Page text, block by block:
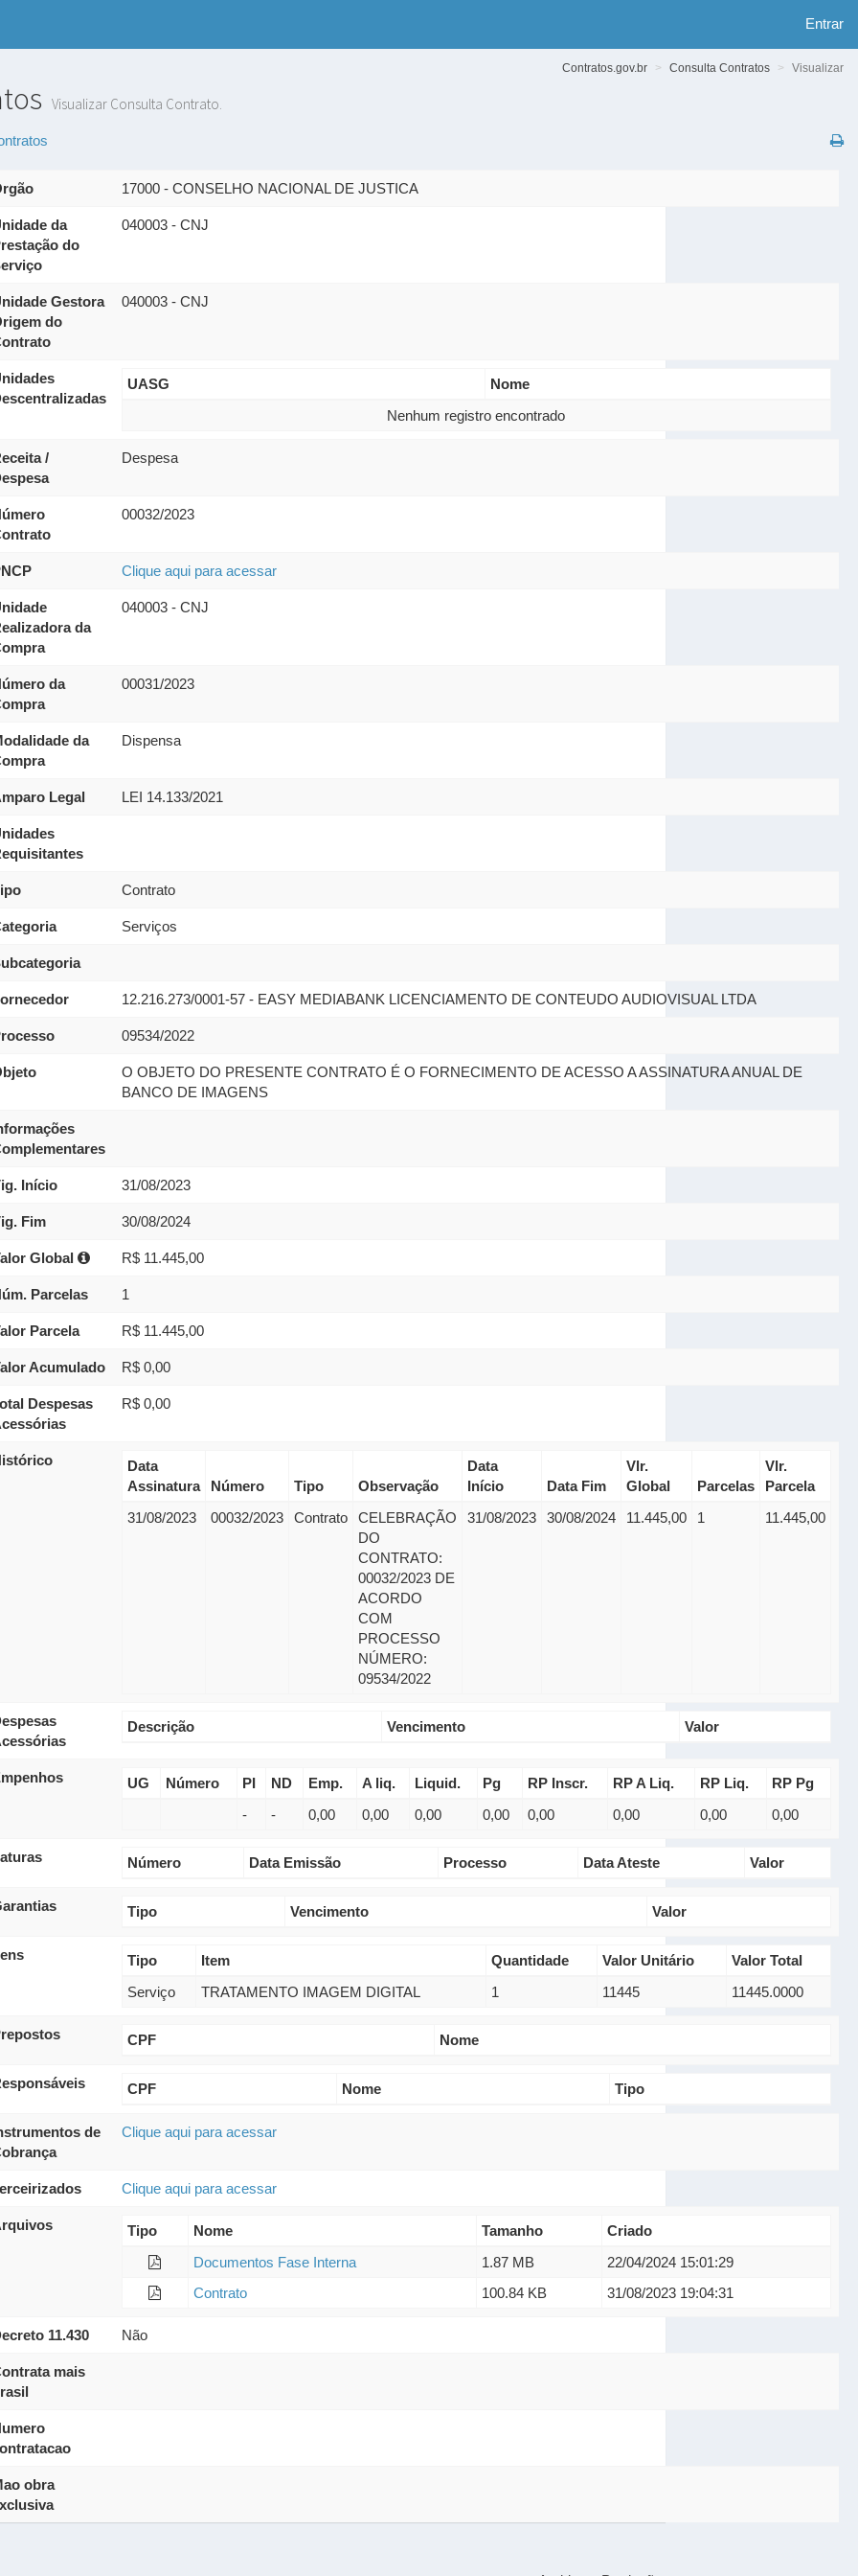
Entrar
Visualizar Consulta Contrato.
Contratos.gov.br Consulta Contratos Visualizar
17000 - CONSELHO NACIONAL DE JUSTICA
da
do
040003 - CNJ
Gestora
do
040003 - CNJ
UASG
Nome
Nenhum registro encontrado
/
Despesa
00032/2023
Clique aqui para acessar
da
040003 - CNJ
da
00031/2023
da
Dispensa
Legal LEI 14.133/2021
Contrato
Serviços
12.216.273/0001-57 - EASY MEDIABANK LICENCIAMENTO DE CONTEUDO AUDIOVISUAL LTDA
09534/2022
O OBJETO DO PRESENTE CONTRATO É O FORNECIMENTO DE ACESSO A ASSINATURA ANUAL DE
BANCO DE IMAGENS
Início 31/08/2023
Fim 30/08/2024
Global R$ 11.445,00
Parcelas 1
Parcela R$ 11.445,00
Acumulado R$ 0,00
Despesas
R$ 0,00
Data
Assinatura
Número Tipo Observação
Data
Início
Data Fim
Vlr.
Global
Parcelas
Vlr.
Parcela
31/08/2023
00032/2023 Contrato
CELEBRAÇÃO
DO
CONTRATO:
00032/2023 DE
ACORDO
COM
PROCESSO
NÚMERO:
09534/2022
31/08/2023 30/08/2024 11.445,00 1 11.445,00
Descrição Vencimento Valor
UG Número PI ND Emp. A liq. Liquid. Pg RP Inscr. RP A Liq. RP Liq.
RP Pg
-
- 0,00 0,00 0,00 0,00 0,00 0,00 0,00 0,00
Número Data Emissão Processo Data Ateste Valor
Tipo Vencimento Valor
Tipo Item Quantidade Valor Unitário
Valor Total
Serviço
TRATAMENTO IMAGEM DIGITAL 1 11445 11445.0000
CPF Nome
CPF Nome Tipo
de
Clique aqui para acessar
Clique aqui para acessar
Tipo Nome Tamanho
Criado
Documentos Fase Interna
1.87 MB
22/04/2024 15:01:29
Contrato
100.84 KB 31/08/2023 19:04:31
11.430 Não
mais
obra